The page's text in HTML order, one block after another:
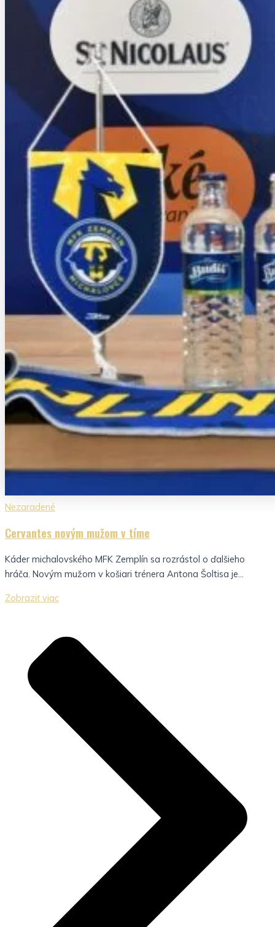
Nezaradené
Cervantes novým mužom v tíme
Káder michalovského MFK Zemplín sa rozrástol o ďalšieho
hráča. Novým mužom v košiari trénera Antona Šoltisa je...
Zobraziť viac